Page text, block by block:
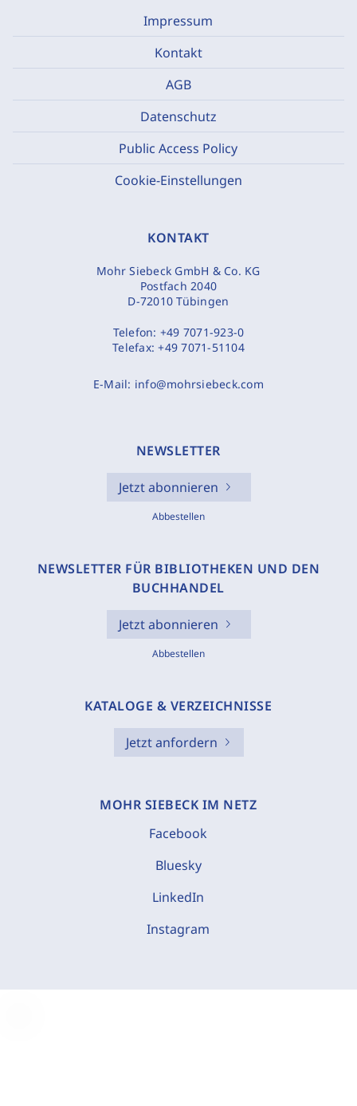
Impressum
Kontakt
AGB
Datenschutz
Public Access Policy
Cookie-Einstellungen
KONTAKT
Mohr Siebeck GmbH & Co. KG
Postfach 2040
D-72010 Tübingen
Telefon: +49 7071-923-0
Telefax:+49 7071-51104
E-Mail: info@mohrsiebeck.com
NEWSLETTER
Jetzt abonnieren
Abbestellen
NEWSLETTER FÜR BIBLIOTHEKEN UND DEN
BUCHHANDEL
Jetzt abonnieren
Abbestellen
KATALOGE & VERZEICHNISSE
Jetzt anfordern
MOHR SIEBECK IM NETZ
Facebook
Bluesky
LinkedIn
Instagram